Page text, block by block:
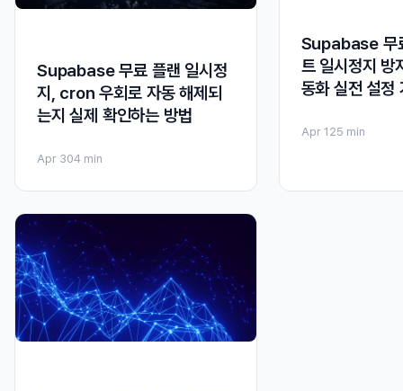
Supabase 무료 플랜 일시정
지, cron 우회로 자동 해제되
는지 실제 확인하는 방법
Apr 304 min
Supabase 무
트 일시정지
동화 실전 설정
Apr 125 min